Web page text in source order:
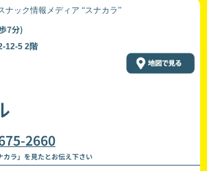
ナック情報メディア “スナカラ”
7分)
12-5 2階
2660
カラ」を見たとお伝え下さい